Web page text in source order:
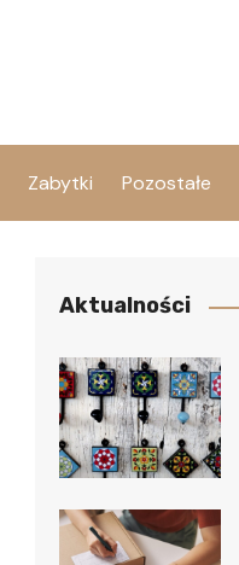
Zabytki Pozostałe
Aktualności